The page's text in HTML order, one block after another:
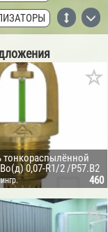
MASTERFIX
SYSTEMS
тонкораспылённой
0,07-R1/2 /Р57.В2
460